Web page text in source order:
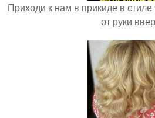
Приходи к нам в прикиде в
от руки